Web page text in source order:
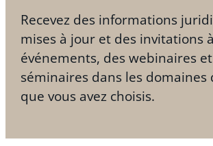
Recevez des informations
mises à jour et des invitations
événements, des webinaires
séminaires dans les
que vous avez choisis.